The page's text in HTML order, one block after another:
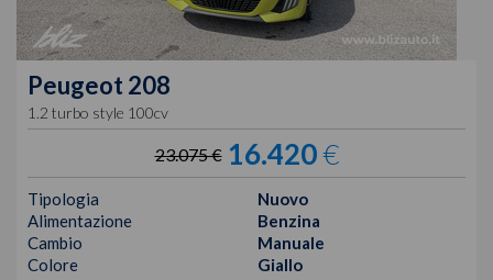
Peugeot 208
1.2 turbo style 100cv
23.075 € 16.420€
Tipologia
Nuovo
Alimentazione
Benzina
Cambio
Manuale
Colore
Giallo